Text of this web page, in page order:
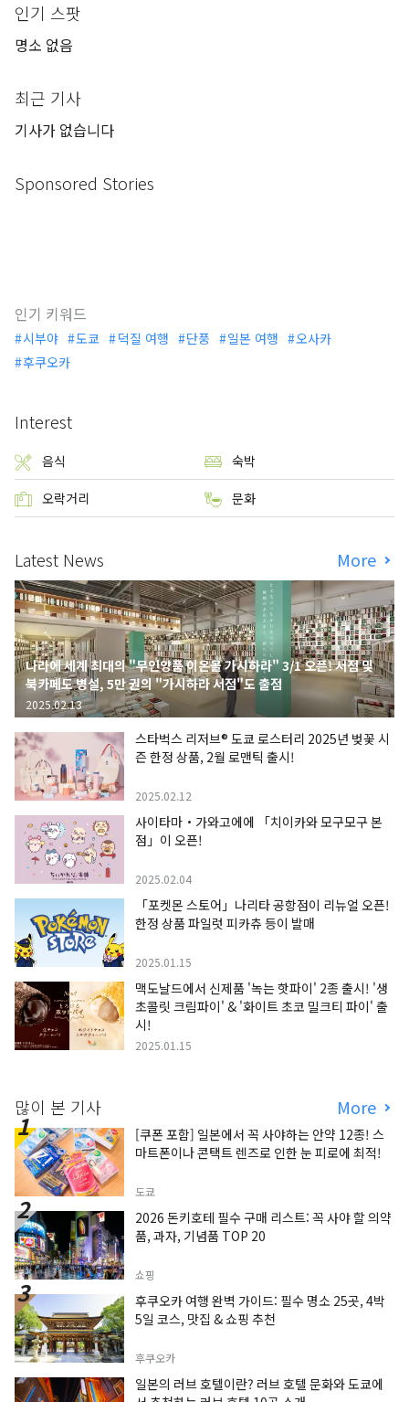
인기 스팟
명소 없음
최근 기사
기사가 없습니다
Sponsored Stories
인기 키워드
시부야 도쿄 덕질 여행 단풍 일본 여행
오사카
후쿠오카
Interest
음식 숙박
오락거리 문화
Latest News More
나라에 세계 최대의 "무인양품 이온몰 가시하라" 3/1 오픈! 서점 및
북카페도 병설, 5만 권의 "가시하라 서점"도 출점
2025.02.13
스타벅스 리저브® 도쿄 로스터리 2025년 벚꽃 시
즌 한정 상품, 2월 로맨틱 출시!
2025.02.12
사이타마・가와고에에 「치이카와 모구모구 본
점」이 오픈!
2025.02.04
「포켓몬 스토어」나리타 공항점이 리뉴얼 오픈!
한정 상품 파일럿 피카츄 등이 발매
2025.01.15
맥도날드에서 신제품 '녹는 핫파이' 2종 출시! '생
초콜릿 크림파이' & '화이트 초코 밀크티 파이' 출
시!
2025.01.15
많이 본 기사 More
[쿠폰 포함] 일본에서 꼭 사야하는 안약 12종! 스
마트폰이나 콘택트 렌즈로 인한 눈 피로에 최적!
도쿄
2026 돈키호테 필수 구매 리스트: 꼭 사야 할 의약
품, 과자, 기념품 TOP 20
쇼핑
후쿠오카 여행 완벽 가이드: 필수 명소 25곳, 4박
5일 코스, 맛집 & 쇼핑 추천
후쿠오카
일본의 러브 호텔이란? 러브 호텔 문화와 도쿄에